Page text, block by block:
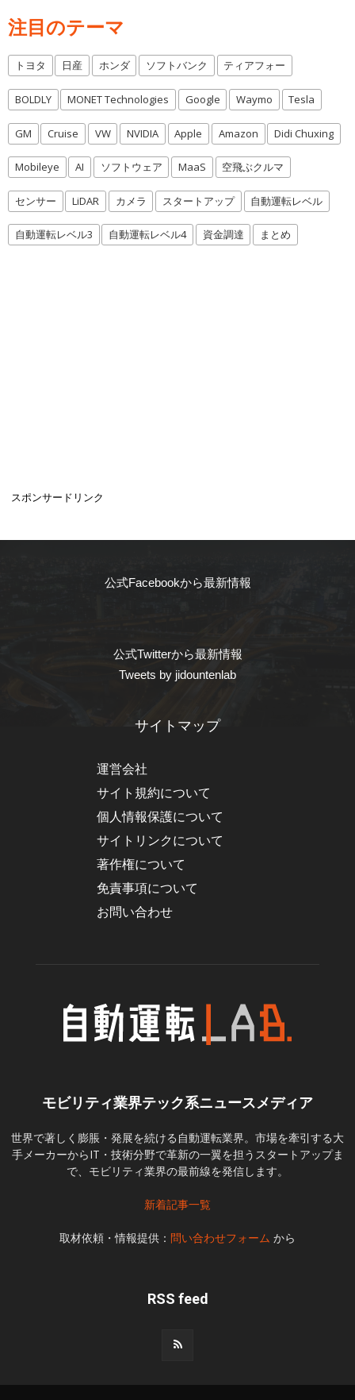
注目のテーマ
トヨタ 日産 ホンダ ソフトバンク ティアフォー
BOLDLY MONET Technologies Google Waymo Tesla
GM Cruise VW NVIDIA Apple Amazon Didi Chuxing
Mobileye AI ソフトウェア MaaS 空飛ぶクルマ
センサー LiDAR カメラ スタートアップ 自動運転レベル
自動運転レベル3 自動運転レベル4 資金調達 まとめ
スポンサードリンク
公式Facebookから最新情報
公式Twitterから最新情報
Tweets by jidountenlab
サイトマップ
運営会社
サイト規約について
個人情報保護について
サイトリンクについて
著作権について
免責事項について
お問い合わせ
モビリティ業界テック系ニュースメディア
世界で著しく膨脹・発展を続ける自動運転業界。市場を牽引する大
手メーカーからIT・技術分野で革新の一翼を担うスタートアップま
で、モビリティ業界の最前線を発信します。
新着記事一覧
取材依頼・情報提供： 問い合わせフォーム から
RSS feed